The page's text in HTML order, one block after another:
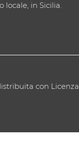
locale, in Sicilia.
con Licenza